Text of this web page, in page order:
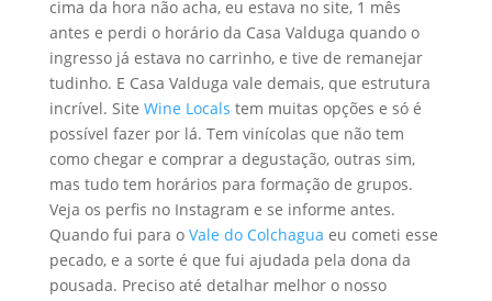
cima da hora não acha, eu estava no site, 1 mês
antes e perdi o horário da Casa Valduga quando o
ingresso já estava no carrinho, e tive de remanejar
tudinho. E Casa Valduga vale demais, que estrutura
incrível. Site Wine Locals tem muitas opções e só é
possível fazer por lá. Tem vinícolas que não tem
como chegar e comprar a degustação, outras sim,
mas tudo tem horários para formação de grupos.
Veja os perfis no Instagram e se informe antes.
Quando fui para o Vale do Colchagua eu cometi esse
pecado, e a sorte é que fui ajudada pela dona da
pousada. Preciso até detalhar melhor o nosso